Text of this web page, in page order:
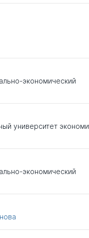
экономический
университет
экономический